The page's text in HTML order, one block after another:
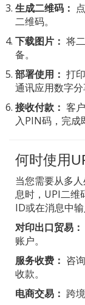
生成二维码：
二维码。
下载图片： 将
备。
部署使用： 打
通讯应用数字分
接收付款： 客
入PIN码，完成
何时使用
当您需要从多
息时，UPI二维
ID或在消息中输
对印出口贸易：
账户。
服务收费： 咨
收款。
电商交易： 跨